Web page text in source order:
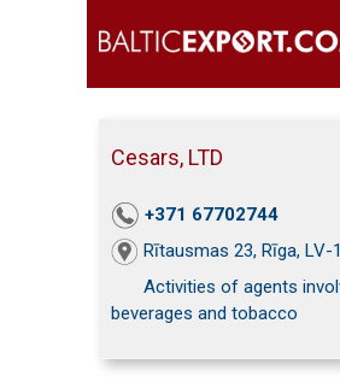
Cesars, LTD
+371 67702744
Rītausmas 23, Rīga, LV-
Activities of agents
beverages and tobacco